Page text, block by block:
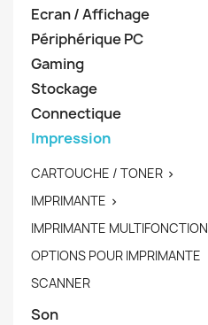
Ecran / Affichage
Périphérique PC
Gaming
Stockage
Connectique
Impression
CARTOUCHE / TONER 
IMPRIMANTE 
IMPRIMANTE MULTIFONCTION
OPTIONS POUR IMPRIMANTE
SCANNER
Son